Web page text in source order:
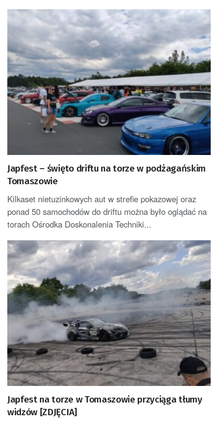
Japfest – święto driftu na torze w podżagańskim
Tomaszowie
Kilkaset nietuzinkowych aut w strefie pokazowej oraz
ponad 50 samochodów do driftu można było oglądać na
torach Ośrodka Doskonalenia Techniki...
Japfest na torze w Tomaszowie przyciąga tłumy
widzów [ZDJĘCIA]